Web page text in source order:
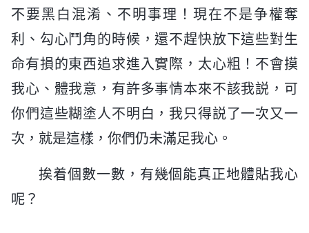
不要黑白混淆、不明事理！現在不是争權奪
利、勾心鬥角的時候，還不趕快放下這些對生
命有損的東西追求進入實際，太心粗！不會摸
我心、體我意，有許多事情本來不該我説，可
你們這些糊塗人不明白，我只得説了一次又一
次，就是這樣，你們仍未滿足我心。
挨着個數一數，有幾個能真正地體貼我心
呢？